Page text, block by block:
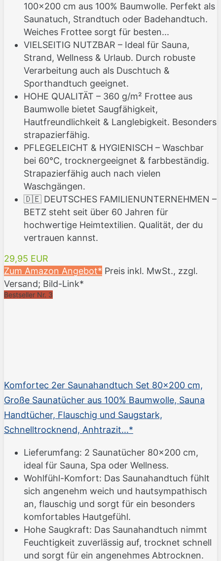
100x200 cm aus 100% Baumwolle. Perfekt als
Saunatuch, Strandtuch oder Badehandtuch.
Weiches Frottee sorgt für besten...
VIELSEITIG NUTZBAR – Ideal für Sauna,
Strand, Wellness & Urlaub. Durch robuste
Verarbeitung auch als Duschtuch &
Sporthandtuch geeignet.
HOHE QUALITÄT – 360 g/m² Frottee aus
Baumwolle bietet Saugfähigkeit,
Hautfreundlichkeit & Langlebigkeit. Besonders
strapazierfähig.
PFLEGELEICHT & HYGIENISCH – Waschbar
bei 60°C, trocknergeeignet & farbbeständig.
Strapazierfähig auch nach vielen
Waschgängen.
🇩🇪 DEUTSCHES FAMILIENUNTERNEHMEN –
BETZ steht seit über 60 Jahren für
hochwertige Heimtextilien. Qualität, der du
vertrauen kannst.
29,95 EUR
Zum Amazon Angebot* Preis inkl. MwSt., zzgl.
Versand; Bild-Link*
Bestseller Nr. 3
Komfortec 2er Saunahandtuch Set 80x200 cm,
Große Saunatücher aus 100% Baumwolle, Sauna
Handtücher, Flauschig und Saugstark,
Schnelltrocknend, Anhtrazit...*
Lieferumfang: 2 Saunatücher 80x200 cm,
ideal für Sauna, Spa oder Wellness.
Wohlfühl-Komfort: Das Saunahandtuch fühlt
sich angenehm weich und hautsympathisch
an, flauschig und sorgt für ein besonders
komfortables Hautgefühl.
Hohe Saugkraft: Das Saunahandtuch nimmt
Feuchtigkeit zuverlässig auf, trocknet schnell
und sorgt für ein angenehmes Abtrocknen.